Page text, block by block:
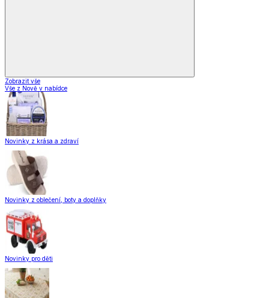
Zobrazit vše
Vše z Nově v nabídce
Novinky z krása a zdraví
Novinky z oblečení, boty a doplňky
Novinky pro děti